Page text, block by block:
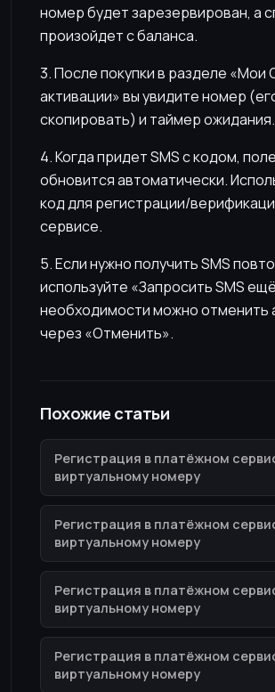
номер будет зарезервирован, а
произойдет с баланса.
3. После покупки в разделе «Мои
активации» вы увидите номер
скопировать) и таймер ожидания.
4. Когда придет SMS с кодом,
обновится автоматически.
код для регистрации/
сервисе.
5. Если нужно получить SMS
используйте «Запросить SMS
необходимости можно отменить
через «Отменить».
Похожие статьи
Регистрация в платёжном
виртуальному номеру
Регистрация в платёжном
виртуальному номеру
Регистрация в платёжном
виртуальному номеру
Регистрация в платёжном
виртуальному номеру